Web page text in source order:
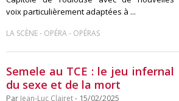
voix particulièrement adaptées à ...
LA SCÈNE- OPÉRA- OPÉRAS
Semele au TCE : le jeu infernal
du sexe et de la mort
Par Jean-Luc Clairet- 15/02/2025